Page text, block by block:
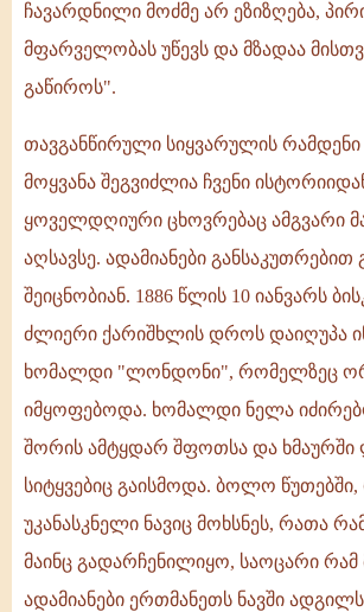
ჩავარდნილი მოძმე არ ეზიზღება,
მფარველობას უწევს და მზადაა
გაწიროს".
თავგანწირული სიყვარულის
მოყვანა შეგვიძლია ჩვენი
ყოველდღიური ცხოვრებაც ამგვარი
აღსავსე. ადამიანები განსაკუთრებით
შეიცნობიან. 1886 წლის 10 იანვარს
ძლიერი ქარიშხლის დროს დაიღუპა
ხომალდი "ლონდონი", რომელზეც
იმყოფებოდა. ხომალდი ნელა
შორის ამტყდარ შფოთსა და ხმაურში
სიტყვებიც გაისმოდა. ბოლო
უკანასკნელი ნავიც მოხსნეს, რათა
მაინც გადარჩენილიყო, საოცარი რამ
ადამიანები ერთმანეთს ნავში